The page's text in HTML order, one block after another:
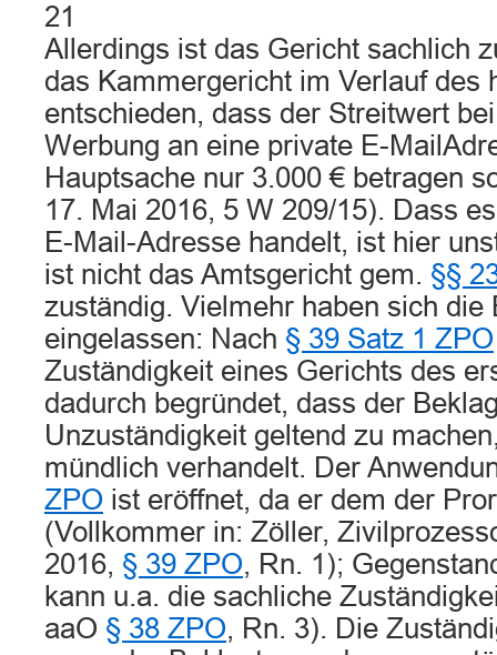
21
Allerdings ist das Gericht sachlich
das Kammergericht im Verlauf des
entschieden, dass der Streitwert
Werbung an eine private E-
Hauptsache nur 3.000 € betragen
17. Mai 2016, 5 W 209/15). Dass
E-Mail-Adresse handelt, ist hier
ist nicht das Amtsgericht gem. §§
zuständig. Vielmehr haben sich die
eingelassen: Nach § 39 Satz 1 ZPO
Zuständigkeit eines Gerichts des
dadurch begründet, dass der
Unzuständigkeit geltend zu
mündlich verhandelt. Der
ZPO ist eröffnet, da er dem der
(Vollkommer in: Zöller,
2016, § 39 ZPO, Rn. 1);
kann u.a. die sachliche
aaO § 38 ZPO, Rn. 3). Die